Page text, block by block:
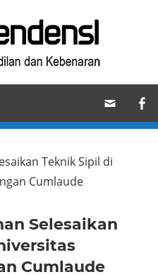
Selesaikan
Cumlaude